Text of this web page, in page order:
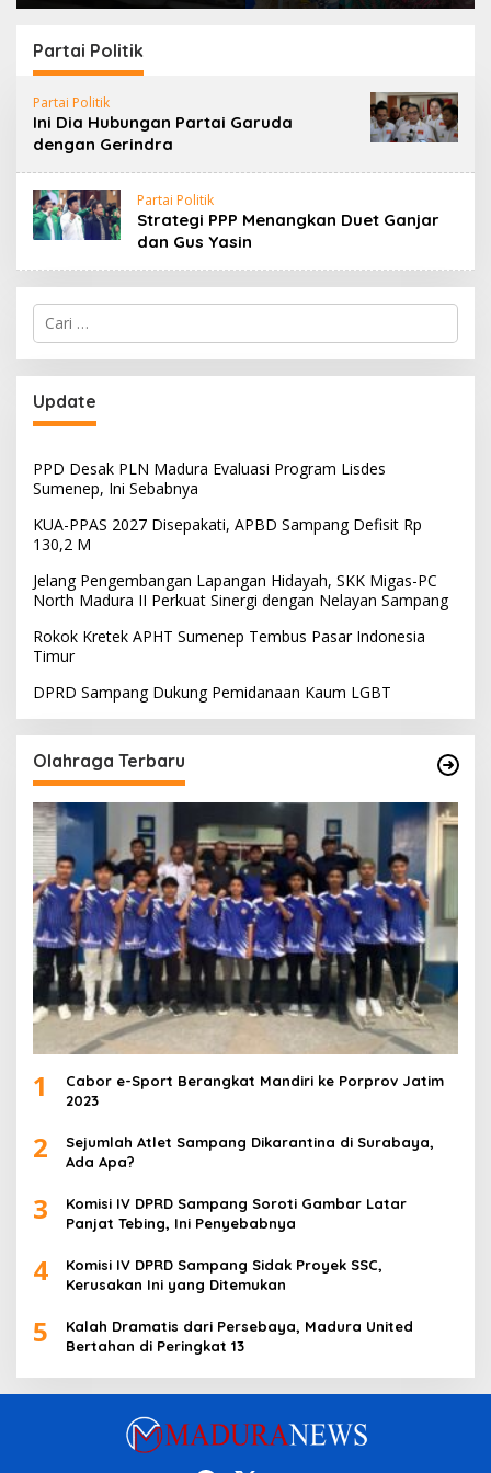
Nelayan Sampang
Partai Politik
Partai Politik
Ini Dia Hubungan Partai Garuda
dengan Gerindra
Partai Politik
Strategi PPP Menangkan Duet Ganjar
dan Gus Yasin
Cari
untuk:
Update
PPD Desak PLN Madura Evaluasi Program Lisdes
Sumenep, Ini Sebabnya
KUA-PPAS 2027 Disepakati, APBD Sampang Defisit Rp
130,2 M
Jelang Pengembangan Lapangan Hidayah, SKK Migas-PC
North Madura II Perkuat Sinergi dengan Nelayan Sampang
Rokok Kretek APHT Sumenep Tembus Pasar Indonesia
Timur
DPRD Sampang Dukung Pemidanaan Kaum LGBT
Olahraga Terbaru
1
Cabor e-Sport Berangkat Mandiri ke Porprov Jatim
2023
2
Sejumlah Atlet Sampang Dikarantina di Surabaya,
Ada Apa?
3
Komisi IV DPRD Sampang Soroti Gambar Latar
Panjat Tebing, Ini Penyebabnya
4
Komisi IV DPRD Sampang Sidak Proyek SSC,
Kerusakan Ini yang Ditemukan
5
Kalah Dramatis dari Persebaya, Madura United
Bertahan di Peringkat 13